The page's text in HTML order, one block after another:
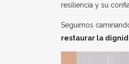
resiliencia y su
Seguimos
restaurar la